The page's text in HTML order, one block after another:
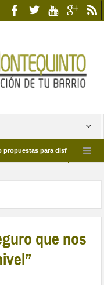
para disfrutar del deporte
que nos